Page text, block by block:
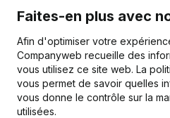
Publicationsde Multi'sens
Date
Faites-en plus avec
Afin d'optimiser votre
Companyweb recueille des
vous utilisez ce site web. La
vous permet de savoir quelles
vous donne le contrôle sur la
utilisées.